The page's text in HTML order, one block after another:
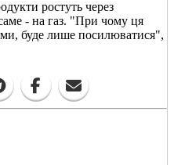
ростуть через
- на газ. "При чому ця
буде лише посилюватися",